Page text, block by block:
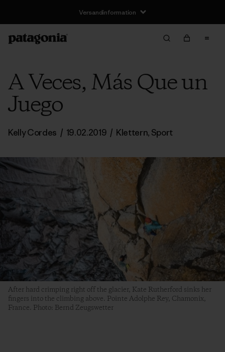
Versandinformation
A Veces, Más Que un
Juego
Kelly Cordes / 19.02.2019 / Klettern, Sport
After hard crimping right off the glacier, Kate Rutherford sinks her
fingers into the climbing above. Pointe Adolphe Rey, Chamonix,
France. Photo: Bernd Zeugswetter